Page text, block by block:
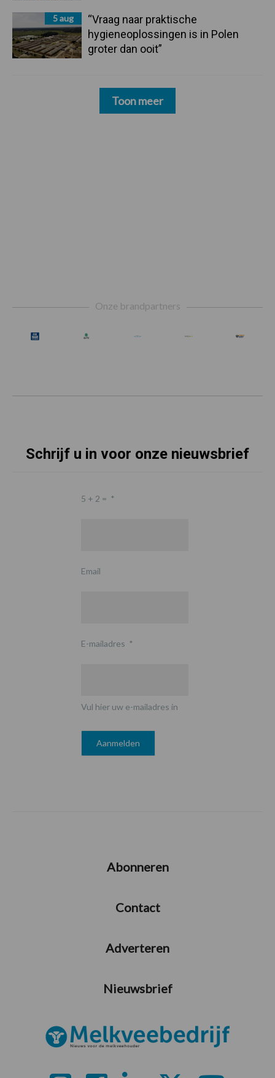
5 aug
“Vraag naar praktische
hygieneoplossingen is in Polen
groter dan ooit”
Toon meer
Onze brandpartners
Schrijf u in voor onze nieuwsbrief
5 + 2 = *
Email
E-mailadres *
Vul hier uw e-mailadres in
Abonneren
Contact
Adverteren
Nieuwsbrief